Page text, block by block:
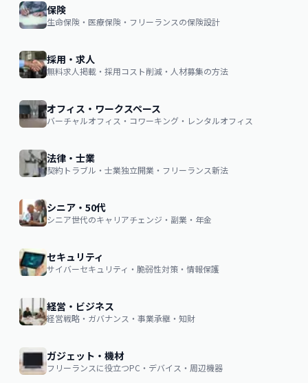
保険
生命保険・医療保険・フリーランスの保険設計
採用・求人
無料求人掲載・採用コスト削減・人材募集の方法
オフィス・ワークスペース
バーチャルオフィス・コワーキング・レンタルオフィス
法律・士業
契約トラブル・士業独立開業・フリーランス新法
シニア・50代
シニア世代のキャリアチェンジ・副業・年金
セキュリティ
サイバーセキュリティ・脆弱性対策・情報保護
経営・ビジネス
経営戦略・ガバナンス・事業承継・知財
ガジェット・機材
フリーランスに役立つPC・デバイス・周辺機器